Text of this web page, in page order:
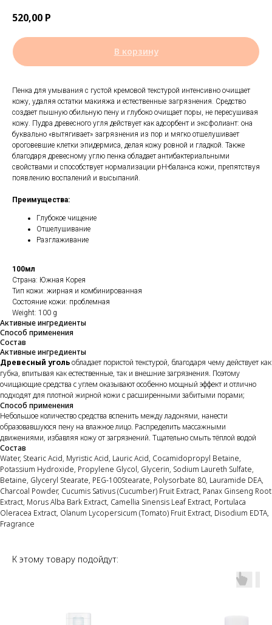
520,00 Р
В корзину
Пенка для умывания с густой кремовой текстурой интенсивно очищает
кожу, удаляя остатки макияжа и естественные загрязнения. Средство
создает пышную обильную пену и глубоко очищает поры, не пересушивая
кожу. Пудра древесного угля действует как адсорбент и эксфолиант: она
буквально «вытягивает» загрязнения из пор и мягко отшелушивает
ороговевшие клетки эпидермиса, делая кожу ровной и гладкой. Также
благодаря древесному углю пенка обладает антибактериальными
свойствами и способствует нормализации pH-баланса кожи, препятствуя
появлению воспалений и высыпаний.
Преимущества:
Глубокое чищение
Отшелушивание
Разглаживание
100мл
Страна: Южная Корея
Тип кожи: жирная и комбинированная
Состояние кожи: проблемная
Weight: 100 g
Активные ингредиенты
Способ применения
Состав
Активные ингредиенты
Древесный угольобладает пористой текстурой, благодаря чему действует как
губка, впитывая как естественные, так и внешние загрязнения. Поэтому
очищающие средства с углем оказывают особенно мощный эффект и отлично
подходят для плотной жирной кожи с расширенными забитыми порами;
Способ применения
Небольшое количество средства вспенить между ладонями, нанести
образовавшуюся пену на влажное лицо. Распределить массажными
движениями, избавляя кожу от загрязнений. Тщательно смыть тёплой водой
Состав
Water, Stearic Acid, Myristic Acid, Lauric Acid, Cocamidopropyl Betaine,
Potassium Hydroxide, Propylene Glycol, Glycerin, Sodium Laureth Sulfate,
Betaine, Glyceryl Stearate, PEG-100Stearate, Polysorbate 80, Lauramide DEA,
Charcoal Powder, Cucumis Sativus (Cucumber) Fruit Extract, Panax Ginseng Root
Extract, Morus Alba Bark Extract, Camellia Sinensis Leaf Extract, Portulaca
Oleracea Extract, Olanum Lycopersicum (Tomato) Fruit Extract, Disodium EDTA,
Fragrance
К этому товару подойдут: